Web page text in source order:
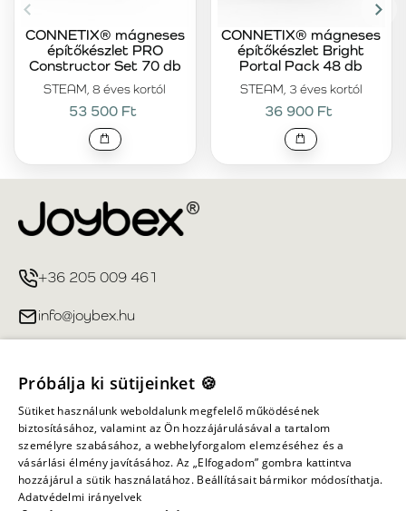
STEAM, 8 éves kortól
CONNETIX® mágneses
építőkészlet PRO
Constructor Set 70 db
53 500 Ft
STEAM, 3 éves kortól
CONNETIX® mágneses
építőkészlet Bright
Portal Pack 48 db
36 900 Ft
+36 205 009 461
info@joybex.hu
Fiókom
Információ
Próbálja ki sütijeinket 🍪
Sütiket használunk weboldalunk megfelelő működésének
biztosításához, valamint az Ön hozzájárulásával a tartalom
személyre szabásához, a webhelyforgalom elemzéséhez és a
vásárlási élmény javításához. Az „Elfogadom” gombra kattintva
hozzájárul a sütik használatához. Beállításait bármikor módosíthatja.
Adatvédelmi irányelvek